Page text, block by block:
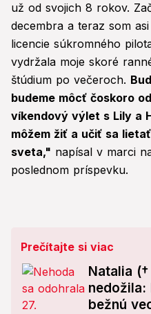
už od svojich 8 rokov.
decembra a teraz som
licencie súkromného
vydržala moje skoré
štúdium po večeroch.
budeme môcť čoskoro
víkendový výlet s Lily a
môžem žiť a učiť sa
sveta," napísal v marci
poslednom príspevku.
Prečítajte si viac
Natalia
nedožila:
bežnú